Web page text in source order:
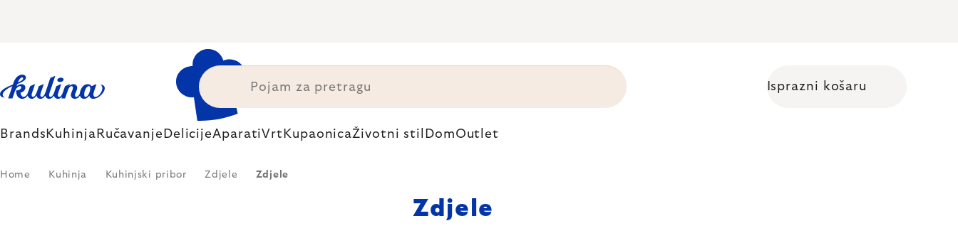
Isprazni košaru
Brands Kuhinja Ručavanje DelicijeAparatiVrt KupaonicaŽivotni stil DomOutlet
Home Kuhinja Kuhinjski pribor Zdjele Zdjele
Zdjele